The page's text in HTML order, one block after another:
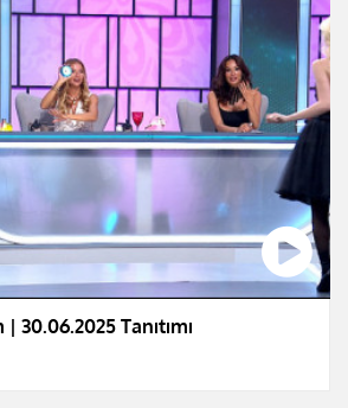
30.06.2025 Tanıtımı